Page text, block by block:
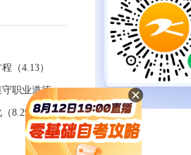
（4.13）
职业道德
8.29）